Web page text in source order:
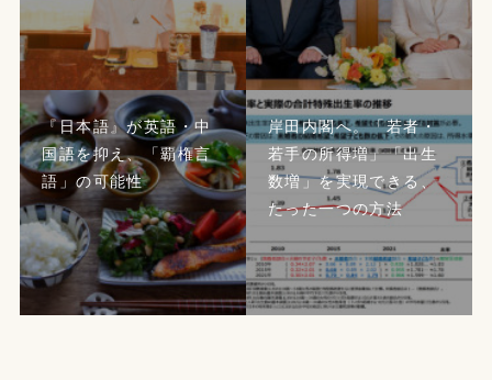
『日本語』が英語・中
国語を抑え、「覇権言
語」の可能性
岸田内閣へ。「若者・
若手の所得増」「出生
数増」を実現できる、
たった一つの方法